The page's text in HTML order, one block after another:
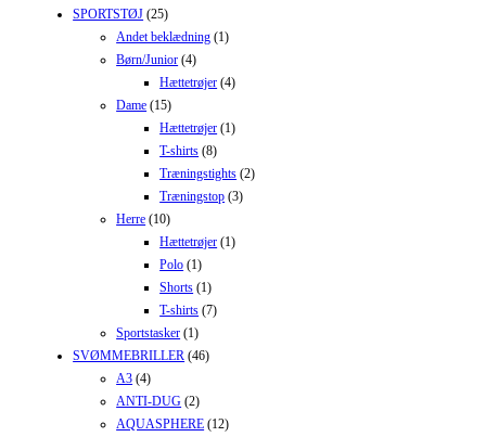
SPORTSTØJ (25)
Andet beklædning (1)
Børn/Junior (4)
Hættetrøjer (4)
Dame (15)
Hættetrøjer (1)
T-shirts (8)
Træningstights (2)
Træningstop (3)
Herre (10)
Hættetrøjer (1)
Polo (1)
Shorts (1)
T-shirts (7)
Sportstasker (1)
SVØMMEBRILLER (46)
A3 (4)
ANTI-DUG (2)
AQUASPHERE (12)